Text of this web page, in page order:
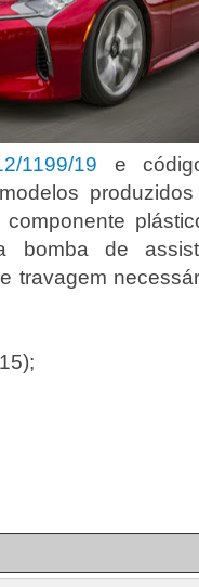
1199/19 e
bomba de
travagem